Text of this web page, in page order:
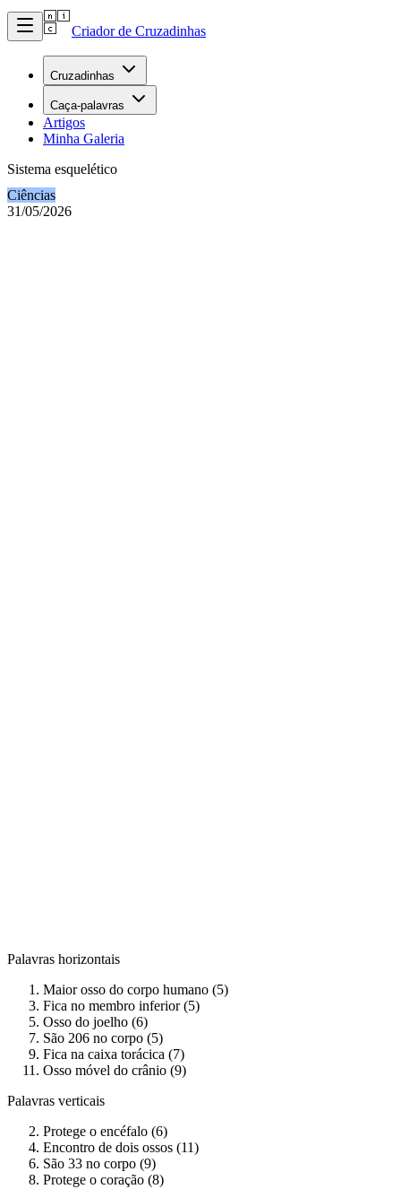
Criador de Cruzadinhas
Cruzadinhas
Caça-palavras
Artigos
Minha Galeria
Sistema esquelético
Ciências
31/05/2026
Palavras horizontais
Maior osso do corpo humano (5)
Fica no membro inferior (5)
Osso do joelho (6)
São 206 no corpo (5)
Fica na caixa torácica (7)
Osso móvel do crânio (9)
Palavras verticais
Protege o encéfalo (6)
Encontro de dois ossos (11)
São 33 no corpo (9)
Protege o coração (8)